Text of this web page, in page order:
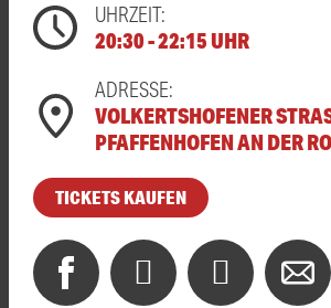
UHRZEIT:
20:30 - 22:15 UHR
ADRESSE:
VOLKERTSHOFENER
FAFFENHOFEN AN DER
TICKETS KAUFEN